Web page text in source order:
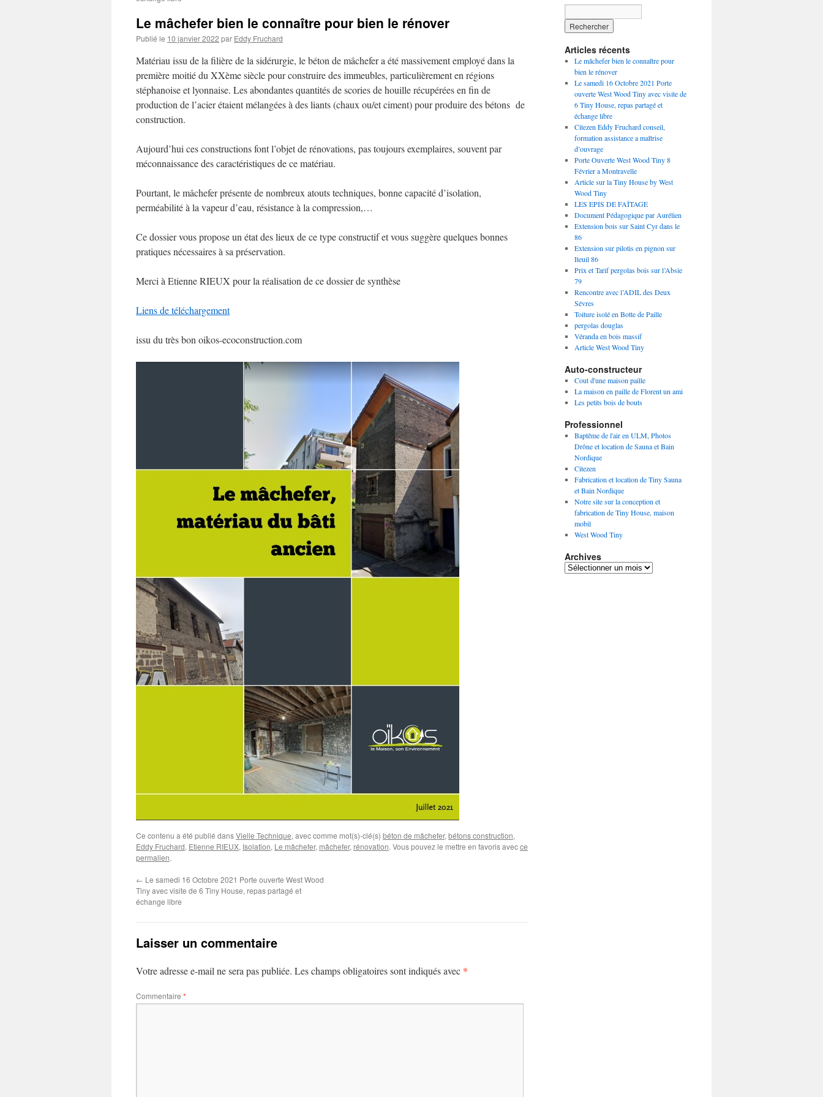
Le mâchefer bien le connaître pour bien le rénover
Publié le 10 janvier 2022 par Eddy Fruchard
Matériau issu de la filière de la sidérurgie, le béton de mâchefer a été massivement employé dans la
première moitié du XXème siècle pour construire des immeubles, particulièrement en régions
stéphanoise et lyonnaise. Les abondantes quantités de scories de houille récupérées en fin de
production de l’acier étaient mélangées à des liants (chaux ou/et ciment) pour produire des bétons de
construction.
Aujourd’hui ces constructions font l’objet de rénovations, pas toujours exemplaires, souvent par
méconnaissance des caractéristiques de ce matériau.
Pourtant, le mâchefer présente de nombreux atouts techniques, bonne capacité d’isolation,
perméabilité à la vapeur d’eau, résistance à la compression,…
Ce dossier vous propose un état des lieux de ce type constructif et vous suggère quelques bonnes
pratiques nécessaires à sa préservation.
Merci à Etienne RIEUX pour la réalisation de ce dossier de synthèse
Liens de téléchargement
issu du très bon oikos-ecoconstruction.com
Ce contenu a été publié dansVielle Technique, avec comme mot(s)-clé(s) béton de mâchefer, bétons construction,
Eddy Fruchard, Etienne RIEUX, Isolation, Le mâchefer, mâchefer, rénovation. Vous pouvez le mettre en favoris avecce
permalien.
← Le samedi 16 Octobre 2021 Porte ouverte West Wood
Tiny avec visite de 6 Tiny House, repas partagé et
échange libre
Laisser un commentaire
Votre adresse e-mail ne sera pas publiée. Les champs obligatoires sont indiqués avec *
Commentaire *
Articles récents
Le mâchefer bien le connaître pour
bien le rénover
Le samedi 16 Octobre 2021 Porte
ouverte West Wood Tiny avec visite de
6 Tiny House, repas partagé et
échange libre
Citezen Eddy Fruchard conseil,
formation assistance a maîtrise
d’ouvrage
Porte Ouverte West Wood Tiny 8
Février a Montravelle
Article sur la Tiny House by West
Wood Tiny
LES EPIS DE FAÎTAGE
Document Pédagogique par Aurélien
Extension bois sur Saint Cyr dans le
86
Extension sur pilotis en pignon sur
Iteuil 86
Prix et Tarif pergolas bois sur l’Absie
79
Rencontre avec l’ADIL des Deux
Sévres
Toiture isolé en Botte de Paille
pergolas douglas
Véranda en bois massif
Article West Wood Tiny
Auto-constructeur
Cout d'une maison paille
La maison en paille de Florent un ami
Les petits bois de bouts
Professionnel
Baptême de l'air en ULM, Photos
Drône et location de Sauna et Bain
Nordique
Citezen
Fabrication et location de Tiny Sauna
et Bain Nordique
Notre site sur la conception et
fabrication de Tiny House, maison
mobil
West Wood Tiny
Archives
Archives